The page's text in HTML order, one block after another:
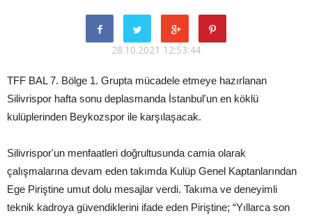
28.10.2021 12:53:44
TFF BAL 7. Bölge 1. Grupta mücadele etmeye hazırlanan
Silivrispor hafta sonu deplasmanda İstanbul'un en köklü
kulüplerinden Beykozspor ile karşılaşacak.
Silivrispor'un menfaatleri doğrultusunda camia olarak
çalışmalarına devam eden takımda Kulüp Genel Kaptanlarından
Ege Piriştine umut dolu mesajlar verdi. Takıma ve deneyimli
teknik kadroya güvendiklerini ifade eden Piriştine; “Yıllarca son